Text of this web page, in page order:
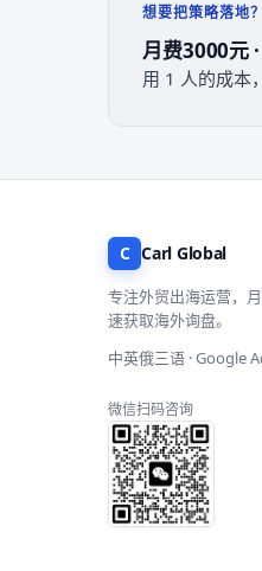
想要把策略落地？
月费3000元
用 1 人的成本
C Carl Global
专注外贸出海运营，
速获取海外询盘。
中英俄三语 · Google
微信扫码咨询